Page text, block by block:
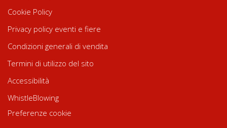
Cookie Policy
Privacy policy eventi e fiere
Condizioni generali di vendita
Termini di utilizzo del sito
Accessibilità
WhistleBlowing
Preferenze cookie